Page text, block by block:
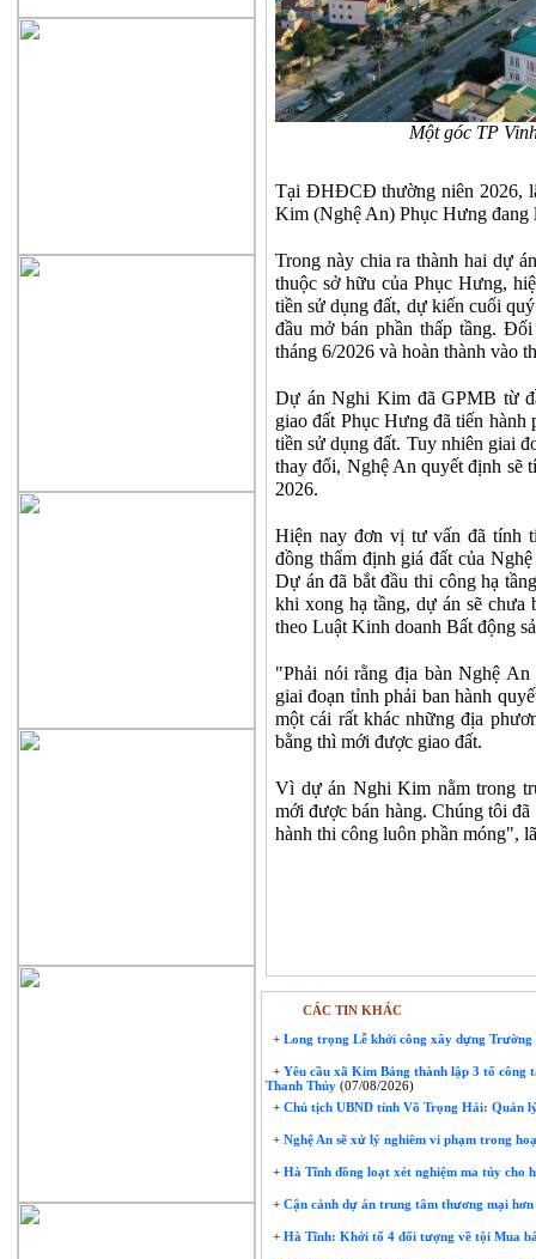
Một góc TP
Tại ĐHĐCĐ thường niên 2026,
Kim (Nghệ An) Phục Hưng đang
Trong này chia ra thành hai dự
thuộc sở hữu của Phục Hưng,
tiền sử dụng đất, dự kiến cuối
đầu mở bán phần thấp tầng.
tháng 6/2026 và hoàn thành vào
Dự án Nghi Kim đã GPMB từ
giao đất Phục Hưng đã tiến
tiền sử dụng đất. Tuy nhiên giai
thay đổi, Nghệ An quyết định sẽ
2026.
Hiện nay đơn vị tư vấn đã tính
đồng thẩm định giá đất của
Dự án đã bắt đầu thi công hạ
khi xong hạ tầng, dự án sẽ chưa
theo Luật Kinh doanh Bất động
"Phải nói rằng địa bàn Nghệ
giai đoạn tỉnh phải ban hành
một cái rất khác những địa
bằng thì mới được giao đất.
Vì dự án Nghi Kim nằm trong
mới được bán hàng. Chúng tôi
hành thi công luôn phần móng",
CÁC TIN KHÁC
+ Long trọng Lễ khởi công xây dựng
+ Yêu cầu xã Kim Bảng thành lập 3 tổ công
Thanh Thủy (07/08/2026)
+ Chủ tịch UBND tỉnh Võ Trọng Hải: Quản
+ Nghệ An sẽ xử lý nghiêm vi phạm trong
+ Hà Tĩnh đồng loạt xét nghiệm ma túy cho
+ Cận cảnh dự án trung tâm thương mại
+ Hà Tĩnh: Khởi tố 4 đối tượng về tội Mua